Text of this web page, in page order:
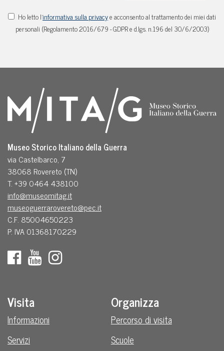
Ho letto l'informativa sulla privacye acconsento al trattamento dei miei dati
personali (Regolamento 2016/679 - GDPR e d.lgs. n.196 del 30/6/2003)
Museo Storico Italiano della Guerra
via Castelbarco, 7
38068 Rovereto (TN)
T. +39 0464 438100
info@museomitag.it
museoguerrarovereto@pec.it
C.F. 85004650223
P. IVA 01368170229
Visita
Informazioni
Servizi
Organizza
Percorso di visita
Scuole